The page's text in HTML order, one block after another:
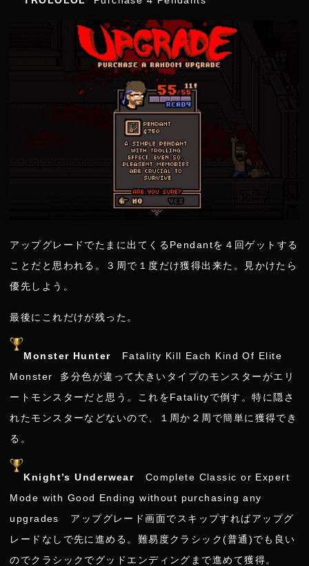
アップグレードでたまに出てくるPendantを４回ゲットする
ことだと思われる。３周で１度だけ獲得出来た。見かけたら
優先しよう。
最後にこれだけが残った。
Monster Hunter Fatality Kill Each Kind Of Elite
Monster 多分色が違って大きいタイプのモンスターがエリ
ートモンスターだと思う。これをFatalityで倒す。特に隠さ
れたモンスターなどないので、１周か２周で簡単に獲得でき
る。
Knight’s Underwear Complete Classic or Expert
Mode with Good Ending without purchasing any
upgrades アップグレード画面でスキップすればアップグ
レードなしで先に進める。難易度クラシック(普通)でも良い
のでクラシックでグッドエンディングまで進めて獲得。